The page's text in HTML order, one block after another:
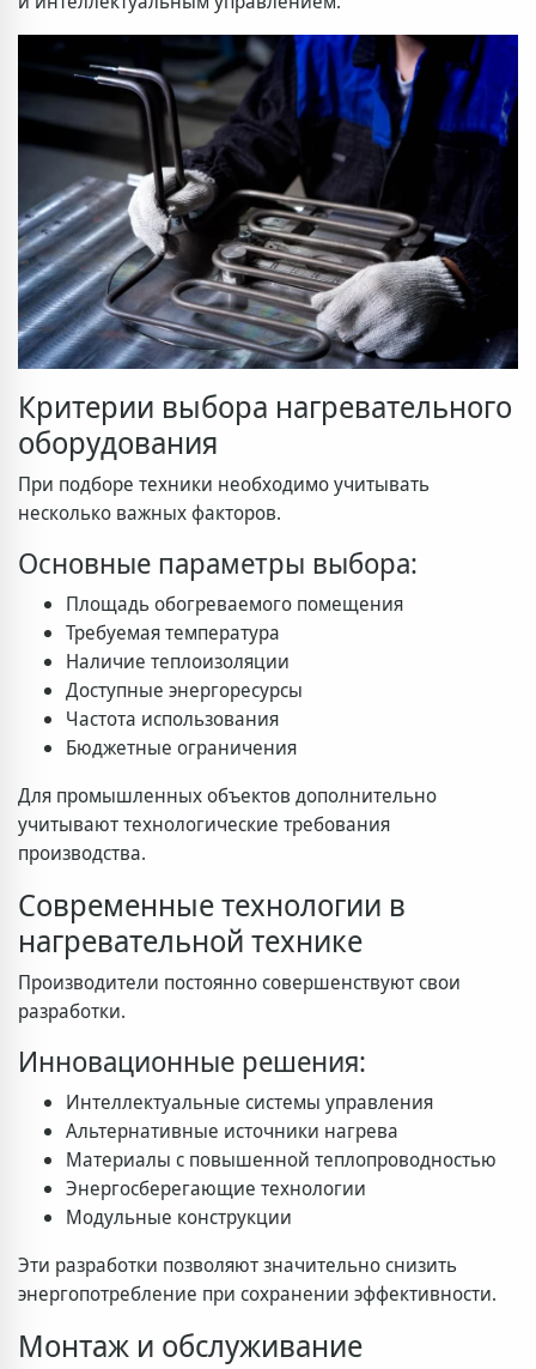
Критерии выбора нагревательного
оборудования
При подборе техники необходимо учитывать
несколько важных факторов.
Основные параметры выбора:
Площадь обогреваемого помещения
Требуемая температура
Наличие теплоизоляции
Доступные энергоресурсы
Частота использования
Бюджетные ограничения
Для промышленных объектов дополнительно
учитывают технологические требования
производства.
Современные технологии в
нагревательной технике
Производители постоянно совершенствуют свои
разработки.
Инновационные решения:
Интеллектуальные системы управления
Альтернативные источники нагрева
Материалы с повышенной теплопроводностью
Энергосберегающие технологии
Модульные конструкции
Эти разработки позволяют значительно снизить
энергопотребление при сохранении эффективности.
Монтаж и обслуживание